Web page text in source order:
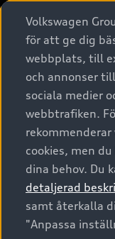
A6 modellerna
SUV
Avant
Audi Sport
Privatleasing
Nya bilar i lager
Begagnade bilar i
Audi approved
Finansiering
Audi exclusive
Provkörning
Service & tillbehör
Audi digital
Originaltillbehör -
Garantier
Försäkring
Digitala manualer
Audi Collection –
Vanliga frågor
Tjänstebil
Tjänstebil
Business lease
Företagsleasing
Om Audi
Kontakta oss
Audi
myAudi
Pressmeddelanden
© 2026 AUDI
Utgivare Juridiskt
Juridiskt Audi
Volkswagen
för att ge dig
webbplats, till
och annonser
sociala medier
webbtrafiken.
cookies, men
dina behov. Du
detaljerad
samt återkalla
"Anpassa